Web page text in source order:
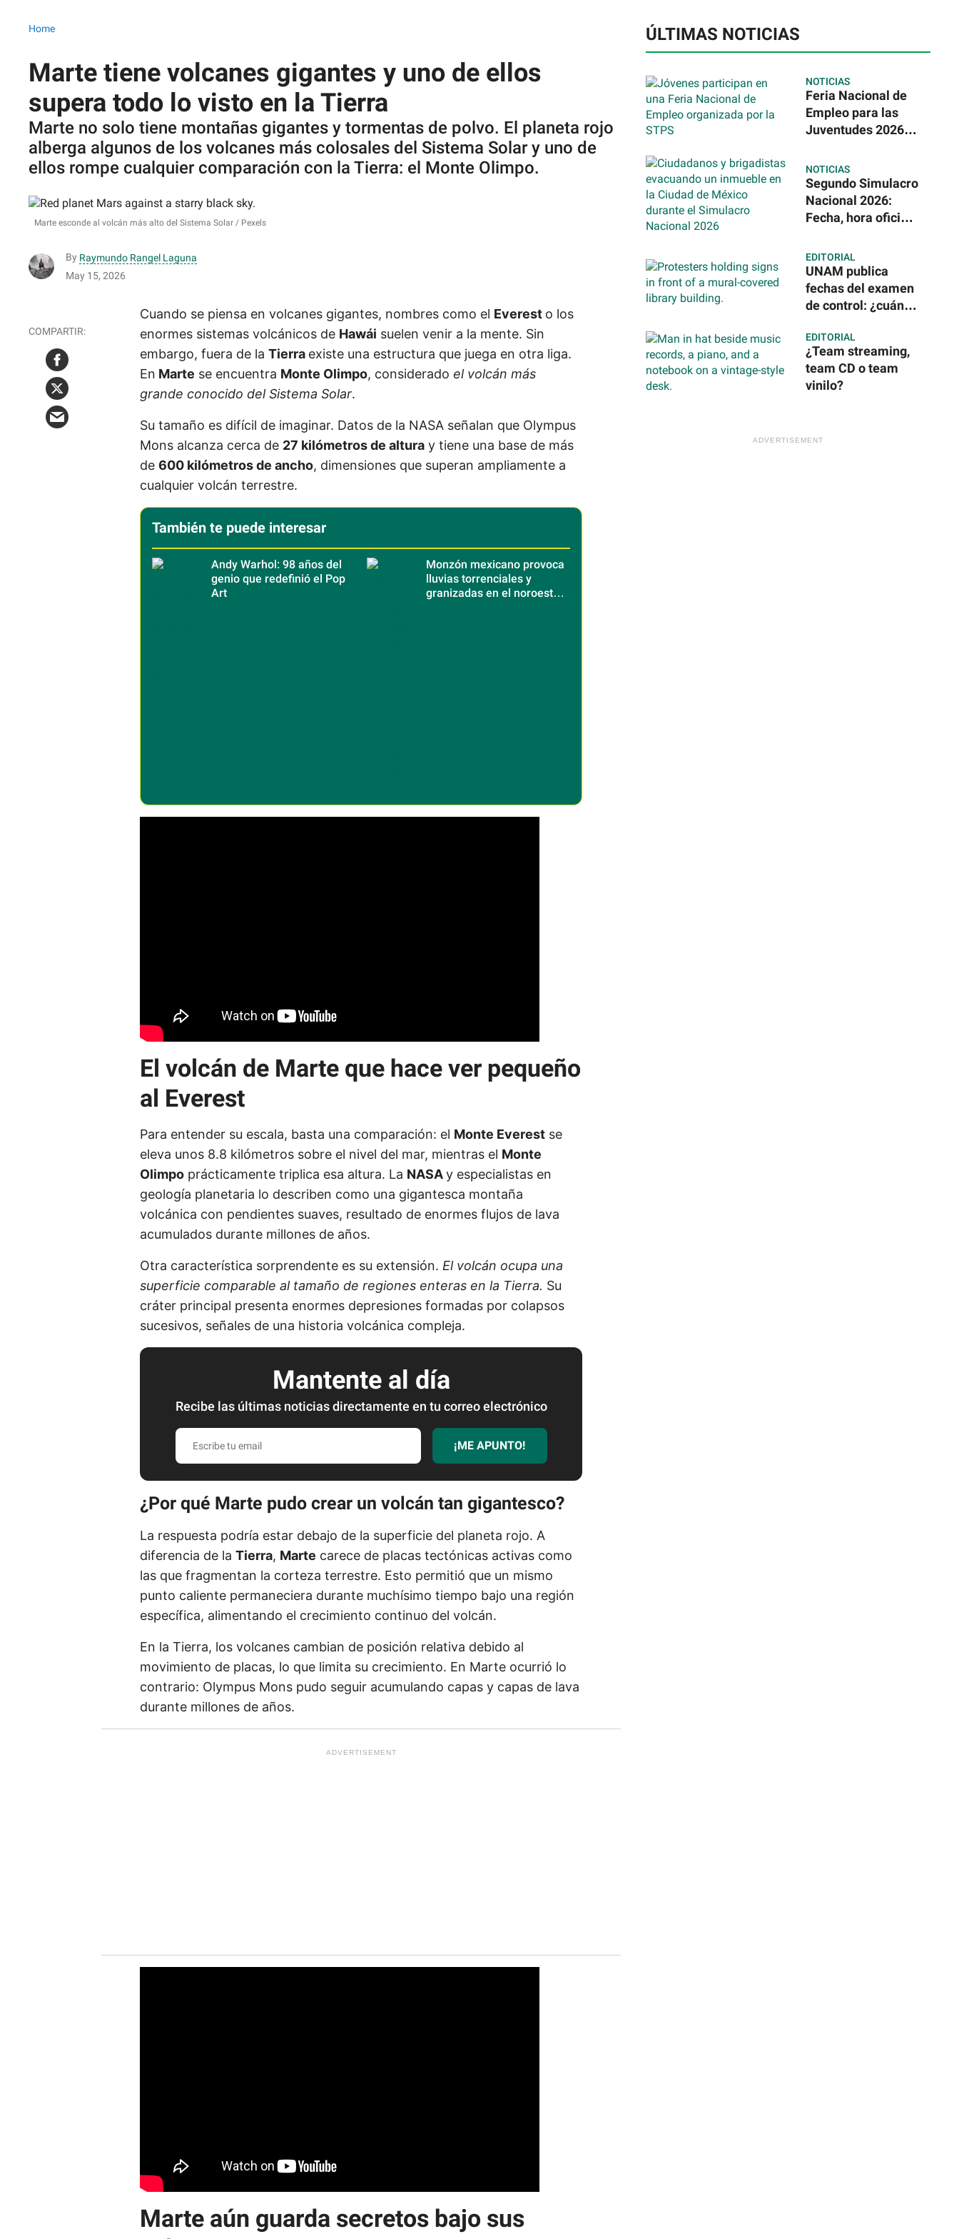
Home
Marte tiene volcanes gigantes y uno de ellos
supera todo lo visto en la Tierra
Marte no solo tiene montañas gigantes y tormentas de polvo. El planeta rojo
alberga algunos de los volcanes más colosales del Sistema Solar y uno de
ellos rompe cualquier comparación con la Tierra: el Monte Olimpo.
Marte esconde al volcán más alto del Sistema Solar Pexels
By Raymundo Rangel Laguna
May 15, 2026
Cuando se piensa en volcanes gigantes, nombres como el Everest o los
enormes sistemas volcánicos de Hawái suelen venir a la mente. Sin
embargo, fuera de la Tierra existe una estructura que juega en otra liga.
En Marte se encuentra Monte Olimpo, considerado el volcán más
grande conocido del Sistema Solar.
Su tamaño es difícil de imaginar. Datos de la NASA señalan que Olympus
Mons alcanza cerca de 27 kilómetros de altura y tiene una base de más
de 600 kilómetros de ancho, dimensiones que superan ampliamente a
cualquier volcán terrestre.
También te puede interesar
Andy Warhol: 98 años del
genio que redefinió el Pop
Art
Monzón mexicano provoca
lluvias torrenciales y
granizadas en el noroeste
El volcán de Marte que hace ver pequeño
al Everest
Para entender su escala, basta una comparación: el Monte Everest se
eleva unos 8.8 kilómetros sobre el nivel del mar, mientras el Monte
Olimpo prácticamente triplica esa altura. La NASAy especialistas en
geología planetaria lo describen como una gigantesca montaña
volcánica con pendientes suaves, resultado de enormes flujos de lava
acumulados durante millones de años.
Otra característica sorprendente es su extensión. El volcán ocupa una
superficie comparable al tamaño de regiones enteras en la Tierra. Su
cráter principal presenta enormes depresiones formadas por colapsos
sucesivos, señales de una historia volcánica compleja.
Mantente al día
Recibe las últimas noticias directamente en tu correo electrónico
E
s
r
b
e
t
u
e
a
i
l
¡ME APUNTO!
¿Por qué Marte pudo crear un volcán tan gigantesco?
La respuesta podría estar debajo de la superficie del planeta rojo. A
diferencia de la Tierra, Marte carece de placas tectónicas activas como
las que fragmentan la corteza terrestre. Esto permitió que un mismo
punto caliente permaneciera durante muchísimo tiempo bajo una región
específica, alimentando el crecimiento continuo del volcán.
En la Tierra, los volcanes cambian de posición relativa debido al
movimiento de placas, lo que limita su crecimiento. En Marte ocurrió lo
contrario: Olympus Mons pudo seguir acumulando capas y capas de lava
durante millones de años.
Marte aún guarda secretos bajo sus
ÚLTIMAS NOTICIAS
NOTICIAS
Feria Nacional de
Empleo para las
Juventudes 2026:
31 mil vacantes en
todo México
NOTICIAS
Segundo Simulacro
Nacional 2026:
Fecha, hora oficial
escenarios
sísmicos en
México
EDITORIAL
UNAM publica
fechas del examen
de control: ¿cuándo
será?
EDITORIAL
¿Team streaming,
team CD o team
vinilo?